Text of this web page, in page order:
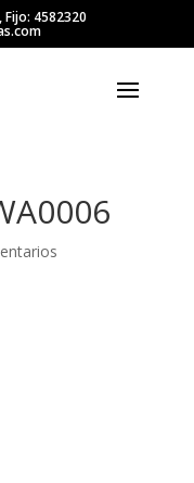
Fijo: 4582320